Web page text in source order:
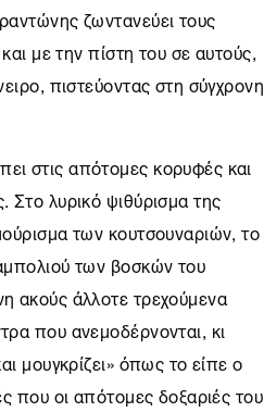
ζωντανεύει τους
με την πίστη του σε αυτούς,
πιστεύοντας στη σύγχρονη
στις απότομες κορυφές και
λυρικό ψιθύρισμα της
των κουτσουναριών, το
των βοσκών του
ακούς άλλοτε τρεχούμενα
που ανεμοδέρνονται, κι
μουγκρίζει» όπως το είπε ο
που οι απότομες δοξαριές του